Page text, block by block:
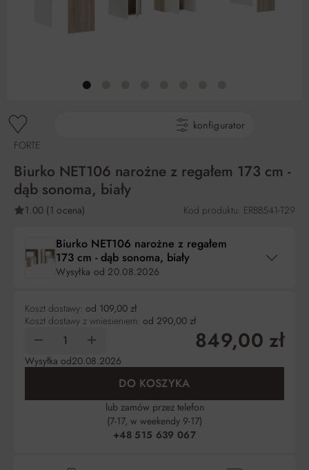
FORTE
konfigurator
Biurko NET106 narożne z regałem 173 cm -
dąb sonoma, biały
1.00 (1 ocena) Kod produktu: ERBB541-T29
Biurko NET106 narożne z regałem
173 cm - dąb sonoma, biały
Wysyłka od 20.08.2026
Koszt dostawy: od 109,00 zł
Koszt dostawy z wniesieniem: od 290,00 zł
849,00 zł
Wysyłka od20.08.2026
DO KOSZYKA
lub zamów przez telefon
(7-17, w weekendy 9-17)
+48 515 639 067